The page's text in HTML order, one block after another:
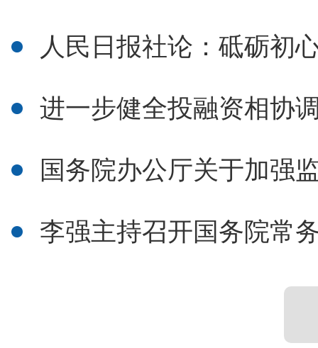
人民日报社论：砥砺
进一步健全投融资相协
国务院办公厅关于加强
李强主持召开国务院常